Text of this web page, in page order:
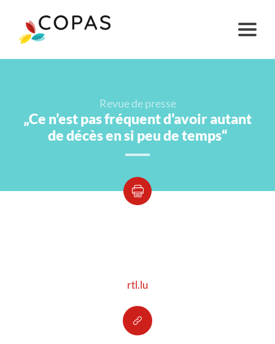
Revue de presse
„Ce n’est pas fréquent d’avoir autant
de décès en si peu de temps“
rtl.lu